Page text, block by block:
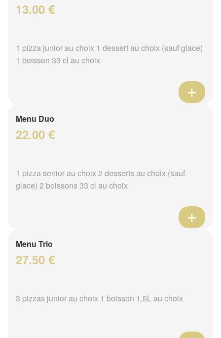
13.00 €
1 pizza junior au choix 1 dessert au choix (sauf glace)
1 boisson 33 cl au choix
Menu Duo
22.00 €
1 pizza senior au choix 2 desserts au choix (sauf
glace) 2 boissons 33 cl au choix
Menu Trio
27.50 €
3 pizzas junior au choix 1 boisson 1,5L au choix